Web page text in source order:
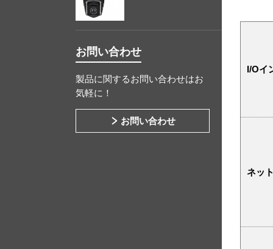
I/Oイ
ネッ
お問い合わせ
製品に関するお問い合わせはお
気軽に！
お問い合わせ